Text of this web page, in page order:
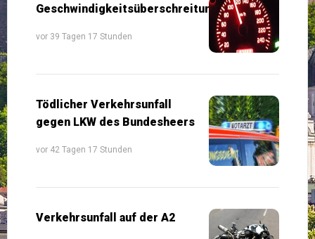
Geschwindigkeitsüberschreitung
vor 39 Tagen 17 Stunden
Tödlicher Verkehrsunfall
gegen LKW des Bundesheers
vor 42 Tagen 17 Stunden
Verkehrsunfall auf der A2